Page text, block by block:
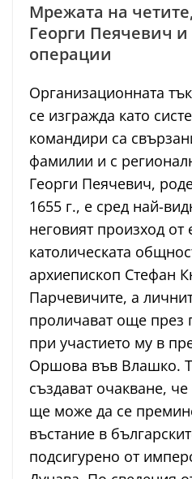
Мрежата на
Георги Пеячевич
операции
Организационната
се изгражда като
командири са
фамилии и с
Георги Пеячевич,
1655 г., е сред най-
неговият произход от
католическата
архиепископ Стефан
Парчевичите, а
проличават още през
при участието му в
Оршова във Влашко.
създават очакване,
ще може да се
въстание в
подсигурено от